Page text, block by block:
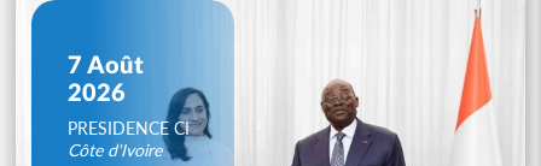
7 Août
2026
PRESIDENCE CI
Côte d'Ivoire